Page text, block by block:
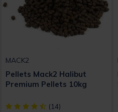
MACK2
Pellets Mack2 Halibut
Premium Pellets 10kg
[object Object] out of 5
(14)